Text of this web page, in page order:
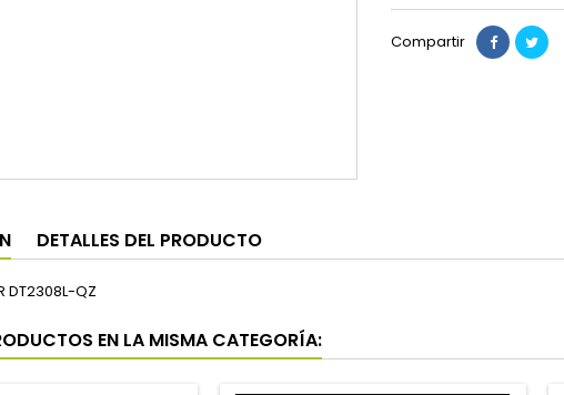
Compartir
DETALLES DEL PRODUCTO
DT2308L-QZ
EN LA MISMA CATEGORÍA: